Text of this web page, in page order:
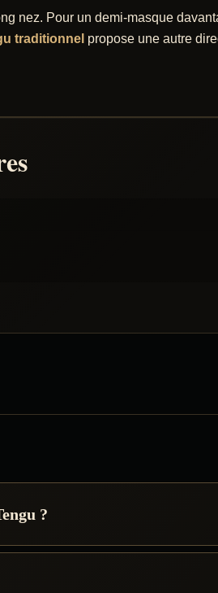
nez. Pour un demi-masque
traditionnel propose une autre
?